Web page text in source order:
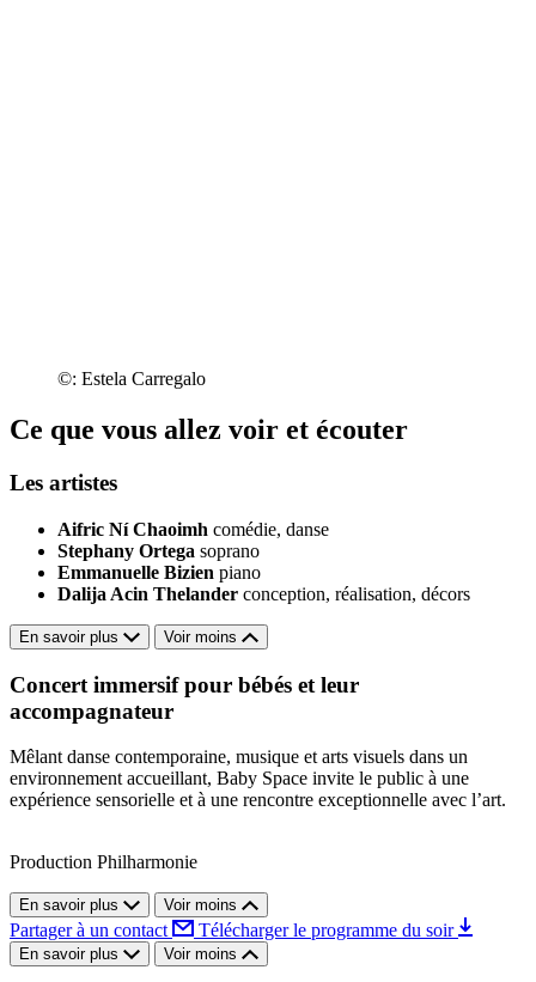
©: Estela Carregalo
Ce que vous allez voir et écouter
Les artistes
Aifric Ní Chaoimh comédie, danse
Stephany Ortega soprano
Emmanuelle Bizien piano
Dalija Acin Thelander conception, réalisation, décors
En savoir plus Voir moins
Concert immersif pour bébés et leur
accompagnateur
Mêlant danse contemporaine, musique et arts visuels dans un
environnement accueillant, Baby Space invite le public à une
expérience sensorielle et à une rencontre exceptionnelle avec l’art.
Production Philharmonie
En savoir plus Voir moins
Partager à un contact Télécharger le programme du soir
En savoir plus Voir moins